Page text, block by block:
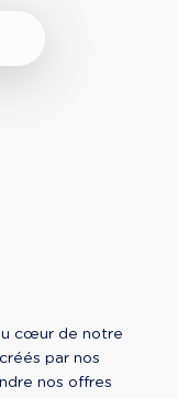
cœur de notre
par nos
nos offres